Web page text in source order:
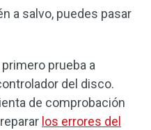
a salvo, puedes pasar
prueba a
del disco.
de comprobación
los errores del